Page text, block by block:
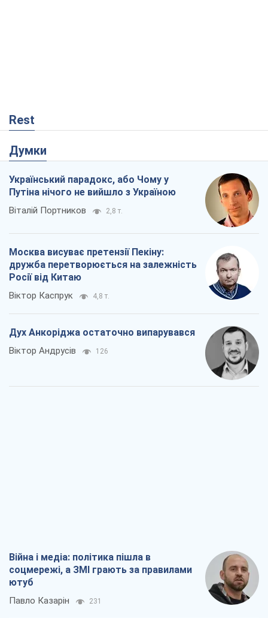
Rest
Думки
Український парадокс, або Чому у
Путіна нічого не вийшло з Україною
Віталій Портников 2,8 т.
Москва висуває претензії Пекіну:
дружба перетворюється на залежність
Росії від Китаю
Віктор Каспрук 4,8 т.
Дух Анкоріджа остаточно випарувався
Віктор Андрусів 126
Війна і медіа: політика пішла в
соцмережі, а ЗМІ грають за правилами
ютуб
Павло Казарін 231